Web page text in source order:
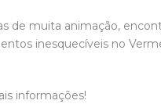
de muita animação,
inesquecíveis no
informações!